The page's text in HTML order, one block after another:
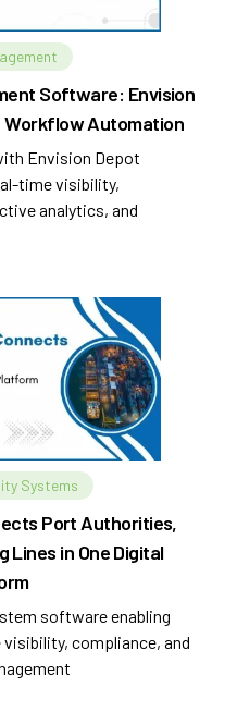
Software: Envision
Workflow Automation
Envision Depot
time visibility,
analytics, and
Systems
Port Authorities,
Lines in One Digital
software enabling
compliance, and